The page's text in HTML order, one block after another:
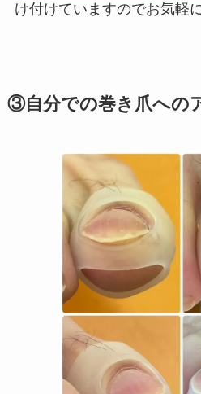
け付けていますのでお気軽
③自分での巻き爪への